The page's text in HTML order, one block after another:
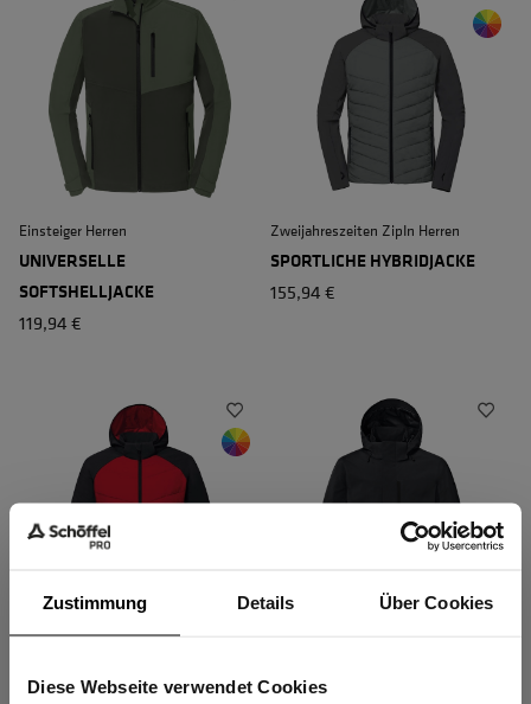
Zustimmung Details Über Cookies
Diese Webseite verwendet Cookies
Einsteiger Herren
UNIVERSELLE
SOFTSHELLJACKE
119,94 €
Zweijahreszeiten ZipIn Herren
SPORTLICHE HYBRIDJACKE
155,94 €
SPORTLICHE HYBRIDJACKE
HIGH-END